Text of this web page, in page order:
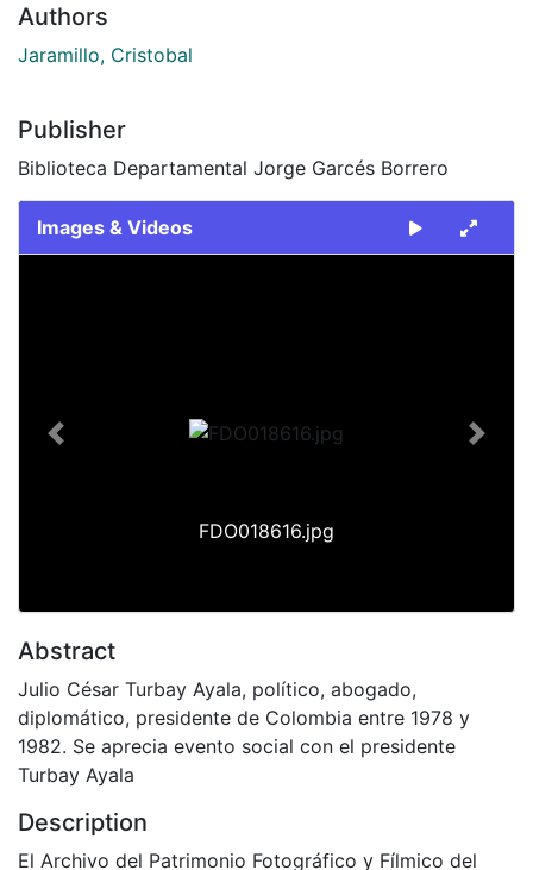
Authors
Jaramillo, Cristobal
Publisher
Biblioteca Departamental Jorge Garcés Borrero
Images & Videos
FDO018616.jpg
Previous Next
Abstract
Julio César Turbay Ayala, político, abogado,
diplomático, presidente de Colombia entre 1978 y
1982. Se aprecia evento social con el presidente
Turbay Ayala
Description
El Archivo del Patrimonio Fotográfico y Fílmico del